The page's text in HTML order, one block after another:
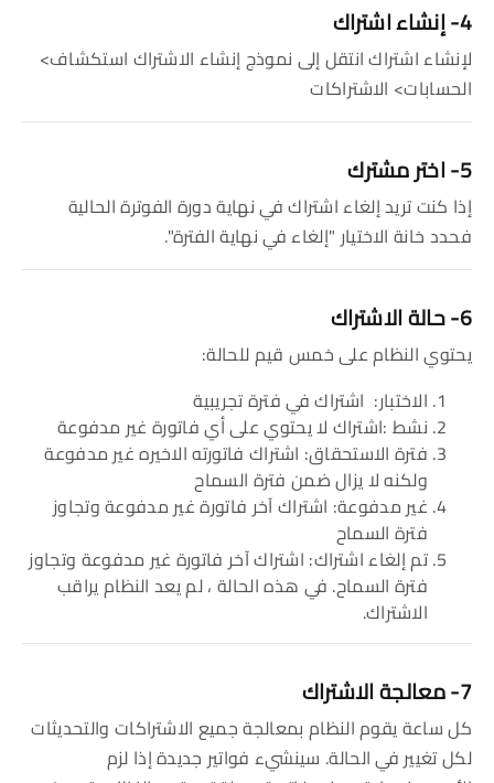
4- إنشاء اشتراك
لإنشاء اشتراك انتقل إلى نموذج إنشاء الاشتراك استكشاف>
الحسابات> الاشتراكات
5- اختر مشترك
إذا كنت تريد إلغاء اشتراك في نهاية دورة الفوترة الحالية
فحدد خانة الاختيار "إلغاء في نهاية الفترة".
6- حالة الاشتراك
يحتوي النظام على خمس قيم للحالة:
الاختبار: اشتراك في فترة تجريبية
نشط :اشتراك لا يحتوي على أي فاتورة غير مدفوعة
فترة الاستحقاق: اشتراك فاتورته الاخيره غير مدفوعة
ولكنه لا يزال ضمن فترة السماح
غير مدفوعة: اشتراك آخر فاتورة غير مدفوعة وتجاوز
فترة السماح
تم إلغاء اشتراك: اشتراك آخر فاتورة غير مدفوعة وتجاوز
فترة السماح. في هذه الحالة ، لم يعد النظام يراقب
الاشتراك.
7- معالجة الاشتراك
كل ساعة يقوم النظام بمعالجة جميع الاشتراكات والتحديثات
لكل تغيير في الحالة. سينشيء فواتير جديدة إذا لزم